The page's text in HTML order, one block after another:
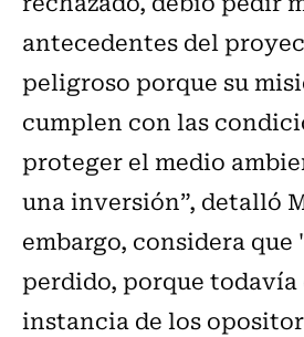
antecedentes del
peligroso porque su
cumplen con las
proteger el medio
una inversión”, detalló
embargo, considera
perdido, porque todavía
instancia de los